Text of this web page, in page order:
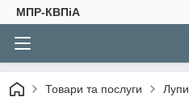
МПР-КВПіА
Товари та послуги Лупи